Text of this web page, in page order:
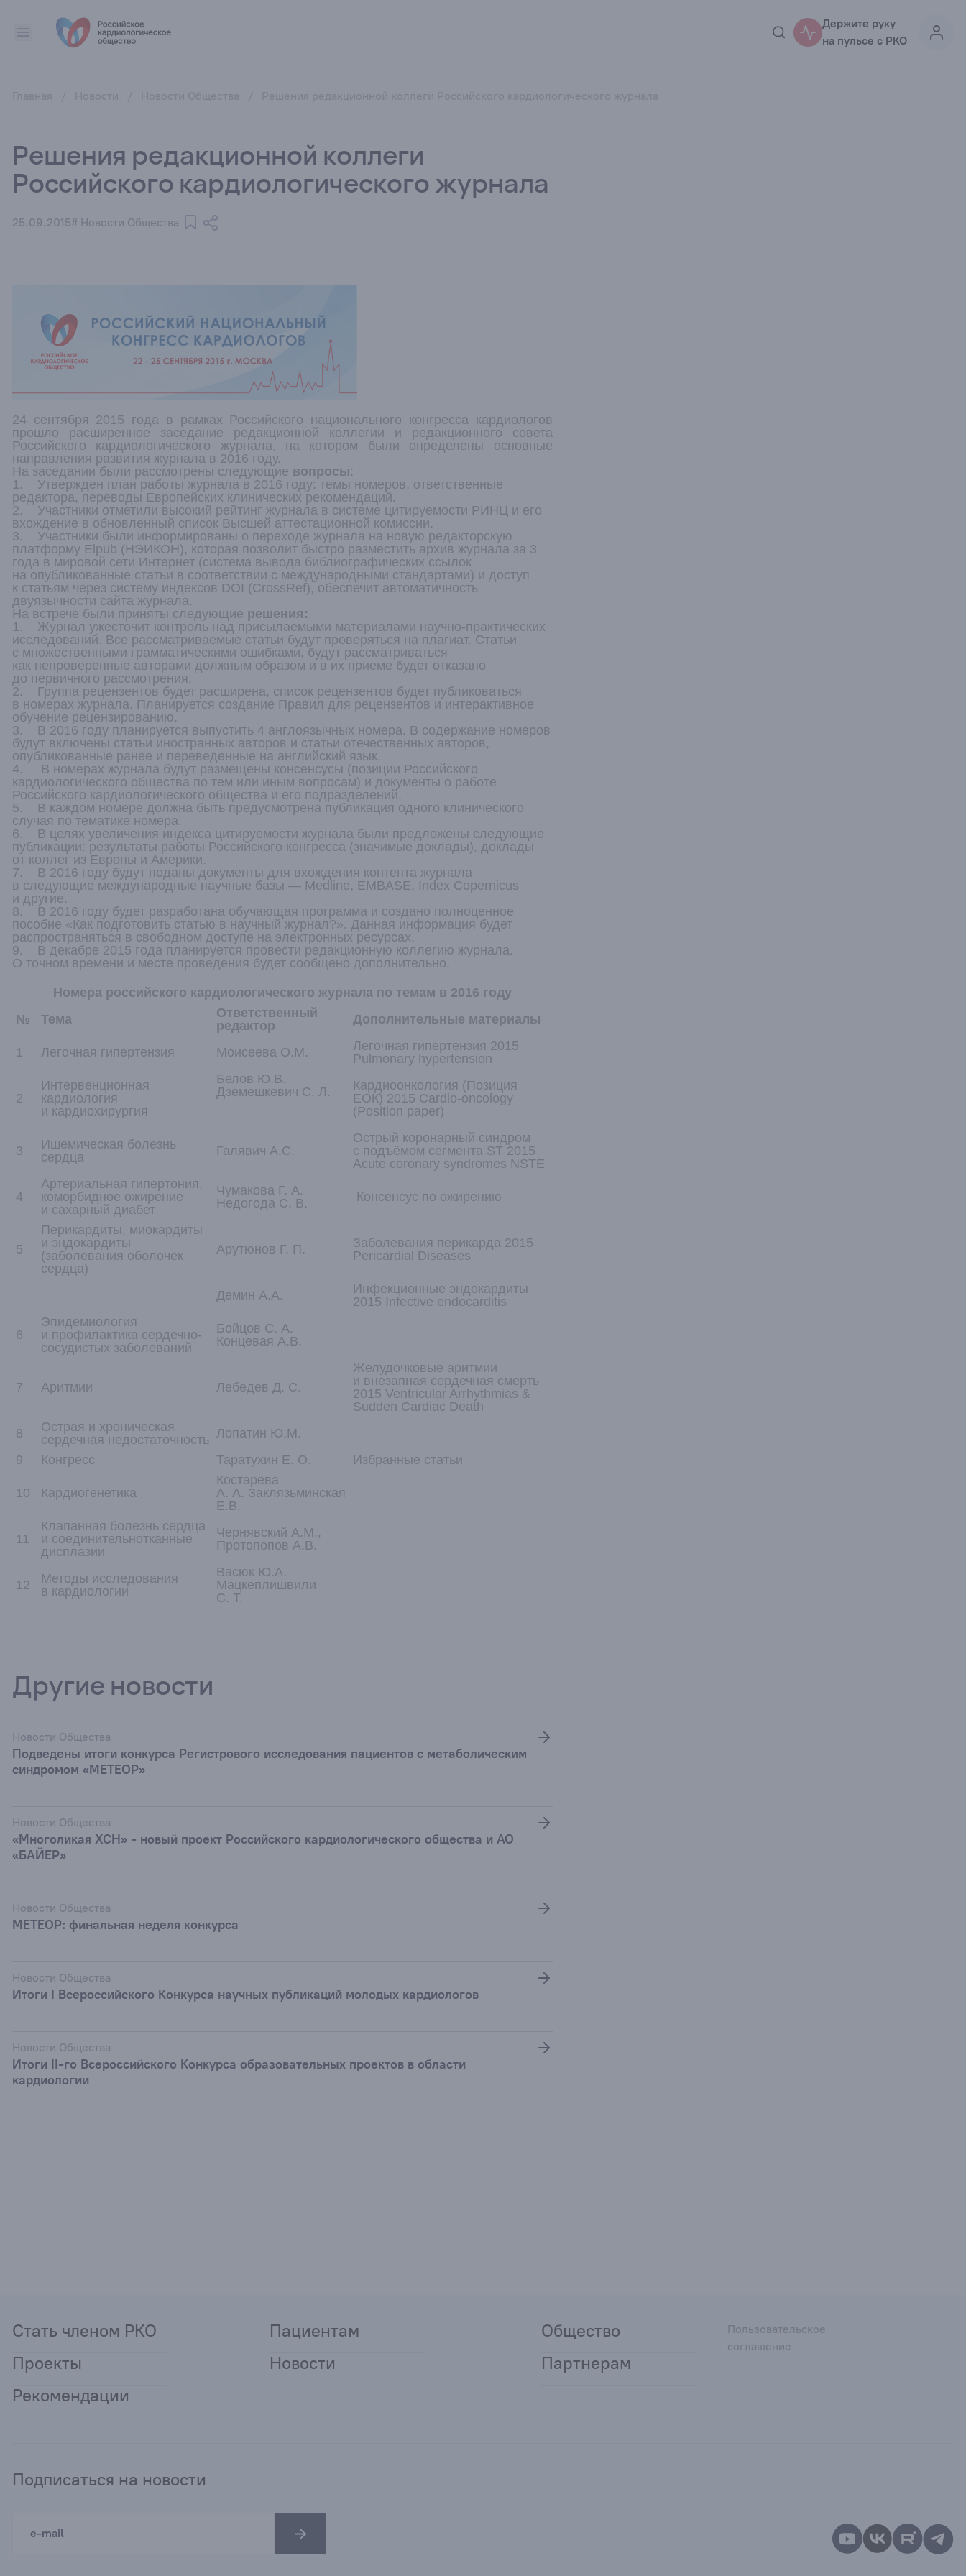
Держите руку
на пульсе с РКО
Решения редакционной коллеги
Российского кардиологического журнала
25.09.2015# Новости Общества
24 сентября 2015 года в рамках Российского национального конгресса кардиологов
прошло расширенное заседание редакционной коллегии и редакционного совета
Российского кардиологического журнала, на котором были определены основные
направления развития журнала в 2016 году.
На заседании были рассмотрены следующие вопросы:
1. Утвержден план работы журнала в 2016 году: темы номеров, ответственные
редактора, переводы Европейских клинических рекомендаций.
2. Участники отметили высокий рейтинг журнала в системе цитируемости РИНЦ и его
вхождение в обновленный список Высшей аттестационной комиссии.
3. Участники были информированы о переходе журнала на новую редакторскую
платформу Elpub (НЭИКОН), которая позволит быстро разместить архив журнала за 3
года в мировой сети Интернет (система вывода библиографических ссылок
на опубликованные статьи в соответствии с международными стандартами) и доступ
к статьям через систему индексов DOI (CrossRef), обеспечит автоматичность
двуязычности сайта журнала.
На встрече были приняты следующие решения:
1. Журнал ужесточит контроль над присылаемыми материалами научно-практических
исследований. Все рассматриваемые статьи будут проверяться на плагиат. Статьи
с множественными грамматическими ошибками, будут рассматриваться
как непроверенные авторами должным образом и в их приеме будет отказано
до первичного рассмотрения.
2. Группа рецензентов будет расширена, список рецензентов будет публиковаться
в номерах журнала. Планируется создание Правил для рецензентов и интерактивное
обучение рецензированию.
3. В 2016 году планируется выпустить 4 англоязычных номера. В содержание номеров
будут включены статьи иностранных авторов и статьи отечественных авторов,
опубликованные ранее и переведенные на английский язык.
4. В номерах журнала будут размещены консенсусы (позиции Российского
кардиологического общества по тем или иным вопросам) и документы о работе
Российского кардиологического общества и его подразделений.
5. В каждом номере должна быть предусмотрена публикация одного клинического
случая по тематике номера.
6. В целях увеличения индекса цитируемости журнала были предложены следующие
публикации: результаты работы Российского конгресса (значимые доклады), доклады
от коллег из Европы и Америки.
7. В 2016 году будут поданы документы для вхождения контента журнала
в следующие международные научные базы — Medline, EMBASE, Index Copernicus
и другие.
8. В 2016 году будет разработана обучающая программа и создано полноценное
пособие «Как подготовить статью в научный журнал?». Данная информация будет
распространяться в свободном доступе на электронных ресурсах.
9. В декабре 2015 года планируется провести редакционную коллегию журнала.
О точном времени и месте проведения будет сообщено дополнительно.
Номера российского кардиологического журнала по темам в 2016 году
№
Тема
Ответственный
редактор
Дополнительные материалы
1 Легочная гипертензия Моисеева О.М.
Легочная гипертензия 2015
Pulmonary hypertension
2
Интервенционная
кардиология
и кардиохирургия
Белов Ю.В.
Дземешкевич С. Л.
Кардиоонкология (Позиция
ЕОК) 2015 Cardio-oncology
(Position paper)
3
Ишемическая болезнь
сердца
Галявич А.С.
Острый коронарный синдром
с подъёмом сегмента ST 2015
Acute coronary syndromes NSTE
4
Артериальная гипертония,
коморбидное ожирение
и сахарный диабет
Чумакова Г. А.
Недогода С. В.
Консенсус по ожирению
5
Перикардиты, миокардиты
и эндокардиты
(заболевания оболочек
сердца)
Арутюнов Г. П.
Заболевания перикарда 2015
Pericardial Diseases
Демин А.А.
Инфекционные эндокардиты
2015 Infective endocarditis
6
Эпидемиология
и профилактика сердечно-
сосудистых заболеваний
Бойцов С. А.
Концевая А.В.
7 Аритмии Лебедев Д. С.
Желудочковые аритмии
и внезапная сердечная смерть
2015 Ventricular Arrhythmias &
Sudden Cardiac Death
8
Острая и хроническая
сердечная недостаточность Лопатин Ю.М.
9
Конгресс Таратухин Е. О. Избранные статьи
10 Кардиогенетика
Костарева
А. А. Заклязьминская
Е.В.
11
Клапанная болезнь сердца
и соединительнотканные
дисплазии
Чернявский А.М.,
Протопопов А.В.
12
Методы исследования
в кардиологии
Васюк Ю.А.
Мацкеплишвили
С. Т.
Другие новости
Новости Общества
Подведены итоги конкурса Регистрового исследования пациентов с метаболическим
синдромом «МЕТЕОР»
Новости Общества
«Многоликая ХСН» - новый проект Российского кардиологического общества и АО
«БАЙЕР»
Новости Общества
МЕТЕОР: финальная неделя конкурса
Новости Общества
Итоги I Всероссийского Конкурса научных публикаций молодых кардиологов
Новости Общества
Итоги II-го Всероссийского Конкурса образовательных проектов в области
кардиологии
Стать членом РКО
Проекты
Рекомендации
Пациентам
Новости
Общество
Партнерам
Пользовательское
соглашение
Подписаться на новости